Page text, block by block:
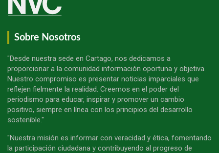
Sobre Nosotros
"Desde nuestra sede en Cartago, nos dedicamos a
proporcionar a la comunidad información oportuna y objetiva.
Nuestro compromiso es presentar noticias imparciales que
reflejen fielmente la realidad. Creemos en el poder del
periodismo para educar, inspirar y promover un cambio
positivo, siempre en línea con los principios del desarrollo
sostenible."
"Nuestra misión es informar con veracidad y ética, fomentando
la participación ciudadana y contribuyendo al progreso de